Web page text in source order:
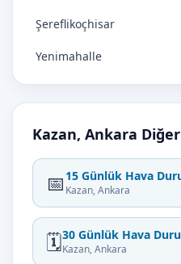
Şereflikoçhisar
Yenimahalle
Kazan, Ankara
📅 15 Günlük Hava
Kazan, Ankara
🗓️30 Günlük Hava
Kazan, Ankara